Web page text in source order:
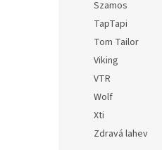
Szamos
TapTapi
Tom Tailor
Viking
VTR
Wolf
Xti
Zdravá lahev